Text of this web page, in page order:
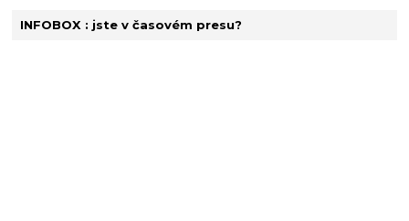
INFOBOX : jste v časovém presu?